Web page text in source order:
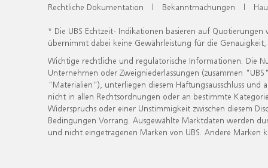
Rechtliche Dokumentation | Bekanntmachungen |
* Die UBS Echtzeit- Indikationen basieren auf
übernimmt dabei keine Gewährleistung für die
Wichtige rechtliche und regulatorische Informationen. Die
Unternehmen oder Zweigniederlassungen (zusammen
"Materialien"), unterliegen diesem Haftungsausschluss
nicht in allen Rechtsordnungen oder an bestimmte
Widerspruchs oder einer Unstimmigkeit zwischen diesem
Bedingungen Vorrang. Ausgewählte Marktdaten werden
und nicht eingetragenen Marken von UBS. Andere Marken